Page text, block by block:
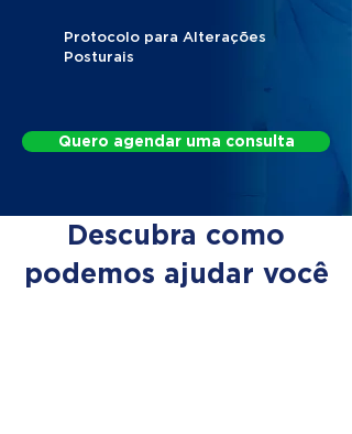
Protocolo para Alterações
Posturais
Quero agendar uma consulta
Descubra como
podemos ajudar você